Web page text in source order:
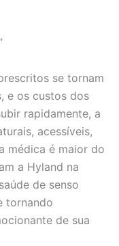
se tornam
e os custos dos
rapidamente, a
acessíveis,
médica é maior do
a Hyland na
de senso
tornando
de sua